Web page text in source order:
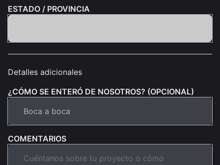
ESTADO / PROVINCIA
Detalles adicionales
¿CÓMO SE ENTERÓ DE NOSOTROS? (OPCIONAL)
COMENTARIOS